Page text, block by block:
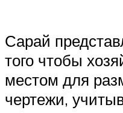
Сарай
того чтобы
местом для
чертежи,